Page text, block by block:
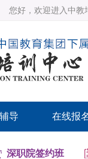
您好，欢迎进入中教
导 在线报
深职院签约班